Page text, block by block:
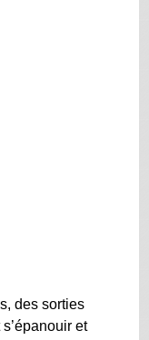
des sorties
et